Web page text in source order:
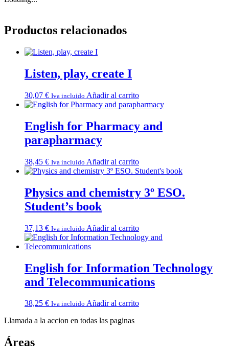
Productos relacionados
Listen, play, create I
30,07 € Iva incluido Añadir al carrito
English for Pharmacy and
parapharmacy
38,45 € Iva incluido Añadir al carrito
Physics and chemistry 3º ESO.
Student’s book
37,13 € Iva incluido Añadir al carrito
English for Information Technology
and Telecommunications
38,25 € Iva incluido Añadir al carrito
Llamada a la accion en todas las paginas
Áreas